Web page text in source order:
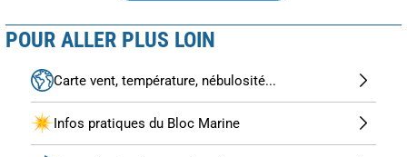
POUR ALLER PLUS LOIN
Carte vent, température, nébulosité...
Infos pratiques du Bloc Marine